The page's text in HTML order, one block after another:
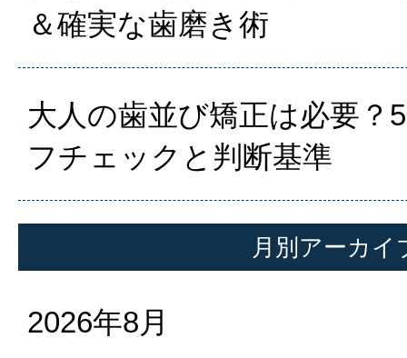
＆確実な歯磨き術
大人の歯並び矯正は必要？
フチェックと判断基準
月別アーカイ
2026年8月